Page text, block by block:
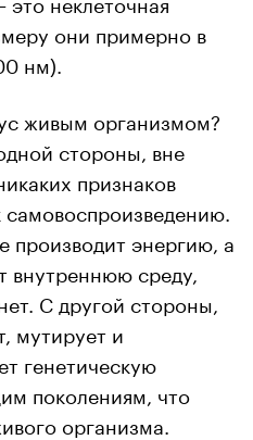
они примерно в
нм).
живым организмом?
стороны, вне
признаков
производит энергию, а
внутреннюю среду,
С другой стороны,
мутирует и
генетическую
поколениям, что
организма.